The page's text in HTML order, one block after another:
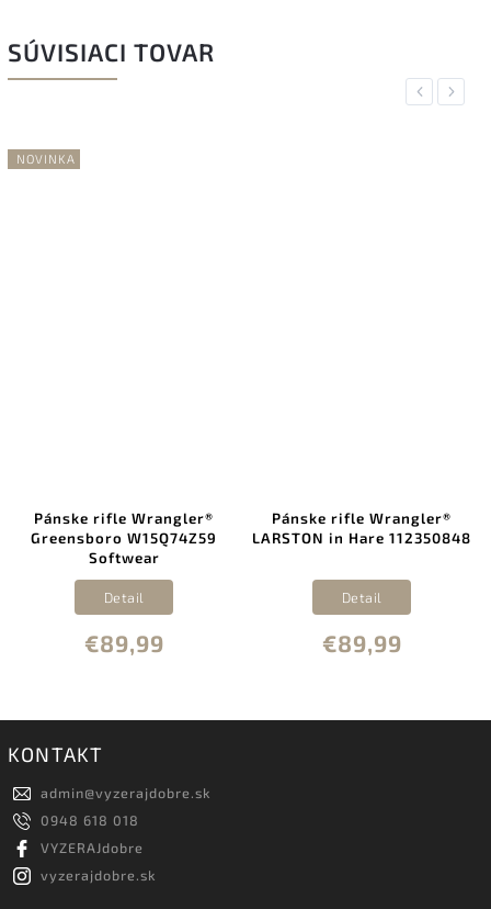
SÚVISIACI TOVAR
Previous
NOVINKA
Pánske rifle Wrangler®
Greensboro W15Q74Z59
Softwear
€89,99
Detail
Pánske rifle Wrangler®
LARSTON in Hare 112350848
€89,99
Detail
Next
KONTAKT
admin@vyzerajdobre.sk
0948 618 018
VYZERAJdobre
vyzerajdobre.sk